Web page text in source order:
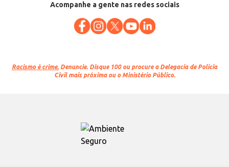
Acompanhe a gente nas redes sociais
Racismo é crime. Denuncie. Disque 100 ou procure a Delegacia de Polícia
Civil mais próxima ou o Ministério Público.